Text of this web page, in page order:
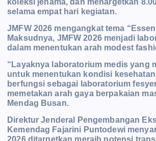
selama empat hari kegiatan.
JMFW 2026 mengangkat tema
Maksudnya, JMFW 2026 menjadi
dalam menentukan arah modest
“Layaknya laboratorium medis yang
untuk menentukan kondisi
berfungsi sebagai laboratorium
memetakan arah gaya berpakaian
Mendag Busan.
Direktur Jenderal Pengembangan
Kemendag Fajarini Puntodewi
2026 ditargetkan meraih potensi